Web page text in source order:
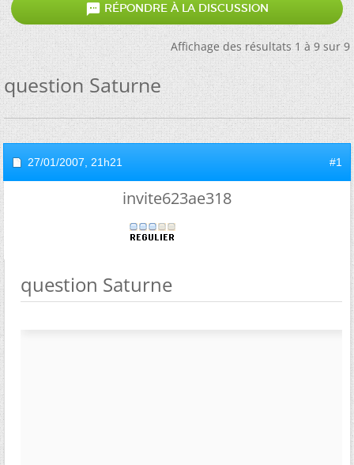
 RÉPONDRE À LA DISCUSSION
Affichage des résultats 1 à 9 sur 9
question Saturne
27/01/2007, 21h21 #1
invite623ae318
question Saturne